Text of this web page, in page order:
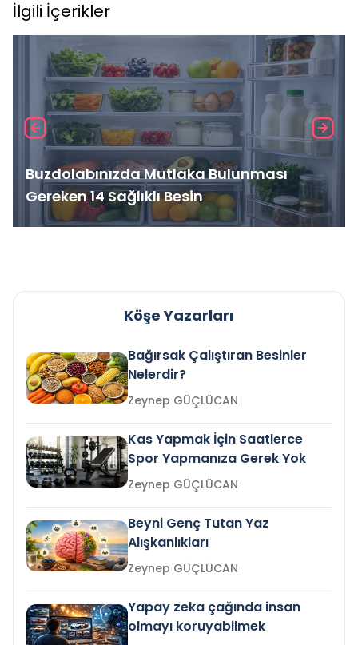
İlgili İçerikler
Buzdolabınızda Mutlaka Bulunması
Gereken 14 Sağlıklı Besin
Köşe Yazarları
Bağırsak Çalıştıran Besinler
Nelerdir?
Zeynep GÜÇLÜCAN
Kas Yapmak İçin Saatlerce
Spor Yapmanıza Gerek Yok
Zeynep GÜÇLÜCAN
Beyni Genç Tutan Yaz
Alışkanlıkları
Zeynep GÜÇLÜCAN
Yapay zeka çağında insan
olmayı koruyabilmek